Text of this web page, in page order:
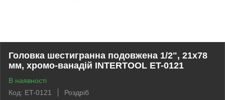
Головка шестигранна подовжена 1/2", 21x78
мм, хромо-ванадій INTERTOOL ET-0121
В наявності
Код: ET-0121
Роздріб